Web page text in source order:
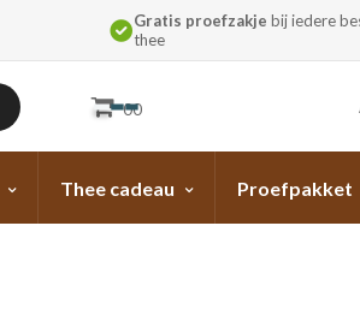
Gratis proefzakje bij iedere
thee
00
Thee cadeau Proefpakket